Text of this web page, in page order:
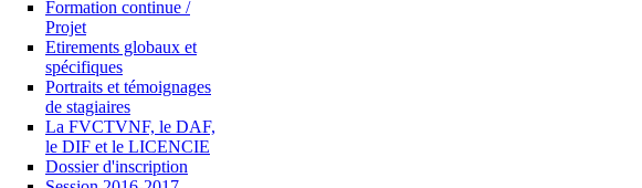
Formation continue /
Projet
Etirements globaux et
spécifiques
Portraits et témoignages
de stagiaires
La FVCTVNF, le DAF,
le DIF et le LICENCIE
Dossier d'inscription